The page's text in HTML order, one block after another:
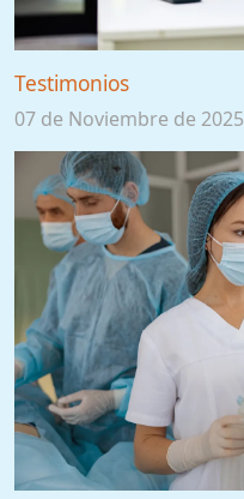
Testimonios
07 de Noviembre de 2025